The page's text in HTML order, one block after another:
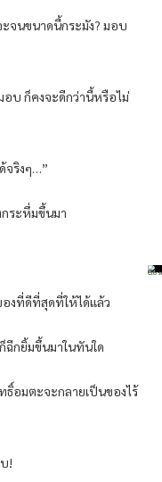
ะจนขนาดนี้กระมัง? มอบ
อบ ก็คงจะดีกว่านี้หรือไม่
จริงๆ…”
ระหึ่มขึ้นมา
งที่ดีที่สุดที่ให้ได้แล้ว
ฉีกยิ้มขึ้นมาในทันใด
ธิ์อมตะจะกลายเป็นของไร้
!